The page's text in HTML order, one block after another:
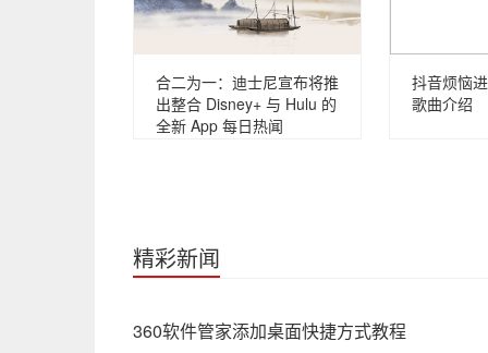
合二为一：迪士尼宣布将推
出整合 Disney+ 与 Hulu 的
全新 App 每日热闻
抖音烦恼
歌曲介绍
精彩新闻
360软件管家添加桌面快捷方式教程